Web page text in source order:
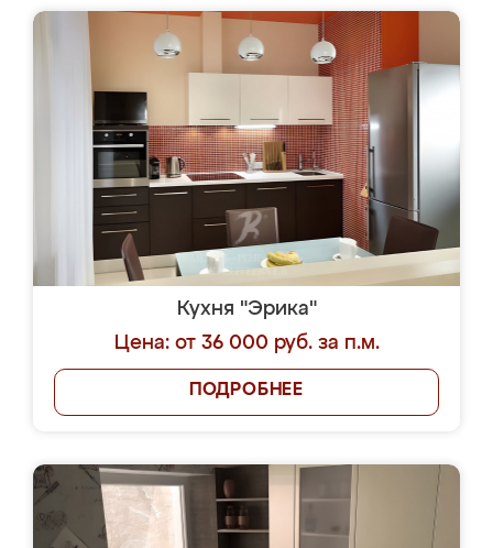
Кухня "Эрика"
Цена: от 36 000 руб. за п.м.
ПОДРОБНЕЕ